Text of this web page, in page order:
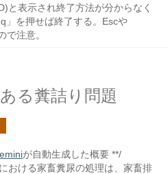
と表示され終了方法が分からなく
」を押せば終了する。Escや
で注意。
る糞詰り問題
が自動生成した概要 **/
おける家畜糞尿の処理は、家畜排